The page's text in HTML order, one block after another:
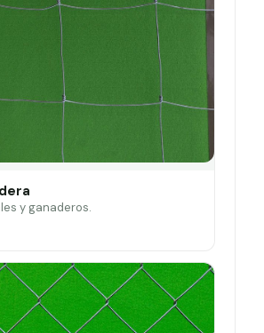
y ganaderos.